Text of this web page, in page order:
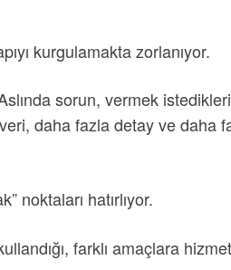
kurgulamakta zorlanıyor.
sorun, vermek
daha fazla detay ve daha
noktaları hatırlıyor.
farklı amaçlara